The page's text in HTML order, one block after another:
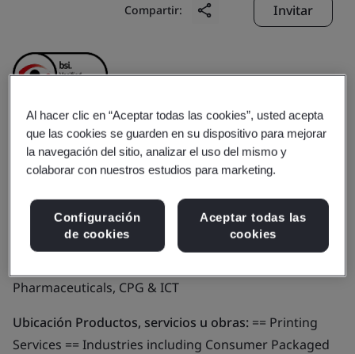
Compartir: Invitar
CymMetrik (Shenzhen)
Printing Co., Ltd.
Alcance del negocio:
Design and manufacturing
Pharmaceuticals, CPG & ICT
Ubicación Productos, servicios u obras: == Printing
Services == Industries including Consumer Packaged
Al hacer clic en “Aceptar todas las cookies”, usted acepta
que las cookies se guarden en su dispositivo para mejorar
la navegación del sitio, analizar el uso del mismo y
colaborar con nuestros estudios para marketing.
Configuración
de cookies
Aceptar todas las
cookies